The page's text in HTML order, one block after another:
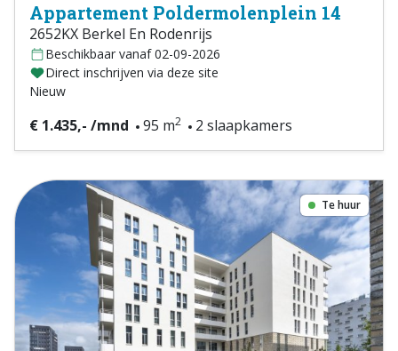
Appartement Poldermolenplein 14
2652KX Berkel En Rodenrijs
Beschikbaar vanaf 02-09-2026
Direct inschrijven via deze site
Nieuw
€ 1.435,- /mnd 95 m2 2 slaapkamers
Te huur